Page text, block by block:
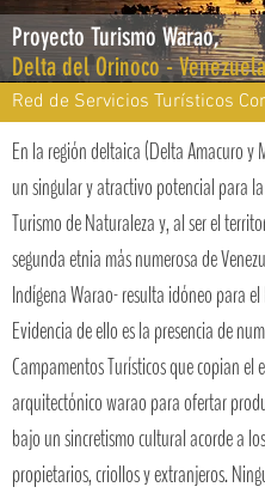
Proyecto Turismo Warao,
Delta del Orinoco - Venezuela
Red de Servicios Turísticos
En la región deltaica (Delta Amacuro y
un singular y atractivo potencial para
Turismo de Naturaleza y, al ser el
segunda etnia más numerosa de
Indígena Warao- resulta idóneo para
Evidencia de ello es la presencia de
Campamentos Turísticos que copian el
arquitectónico warao para ofertar
bajo un sincretismo cultural acorde a
propietarios, criollos y extranjeros.